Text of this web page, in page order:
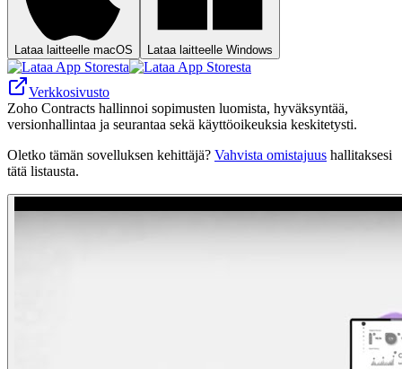
Lataa laitteelle macOS Lataa laitteelle Windows
Verkkosivusto
Zoho Contracts hallinnoi sopimusten luomista, hyväksyntää,
versionhallintaa ja seurantaa sekä käyttöoikeuksia keskitetysti.
Oletko tämän sovelluksen kehittäjä? Vahvista omistajuus hallitaksesi
tätä listausta.